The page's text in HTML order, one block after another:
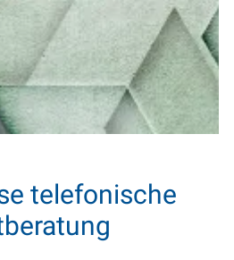
telefonische